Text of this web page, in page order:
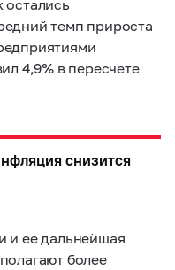
темп прироста
4,9% в пересчете
снизится
и ее дальнейшая
более